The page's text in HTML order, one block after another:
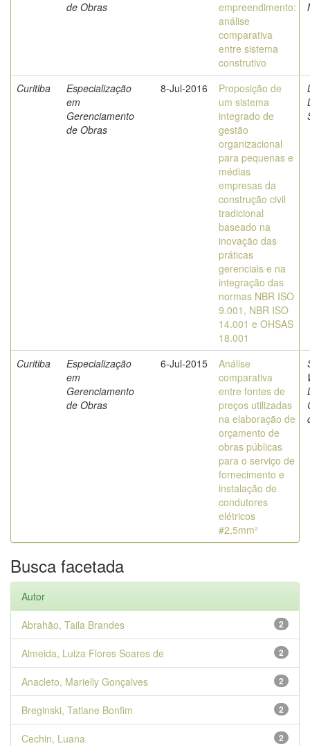
de Obras
empreendimento:
análise
comparativa
entre sistema
construtivo
Curitiba
Especialização
em
Gerenciamento
de Obras
8-Jul-2016
Proposição de
um sistema
integrado de
gestão
organizacional
para pequenas e
médias
empresas da
construção civil
tradicional
baseado na
inovação das
práticas
gerenciais e na
integração das
normas NBR ISO
9.001, NBR ISO
14.001 e OHSAS
18.001
Curitiba
Especialização
em
Gerenciamento
de Obras
6-Jul-2015
Análise
comparativa
entre fontes de
preços utilizadas
na elaboração de
orçamento de
obras públicas
para o serviço de
fornecimento e
instalação de
condutores
elétricos
#2,5mm²
Busca facetada
Autor
2
Abrahão, Taila Brandes
2
Almeida, Luiza Flores Soares de
2
Anacleto, Marielly Gonçalves
2
Breginski, Tatiane Bonfim
2
Cechin, Luana